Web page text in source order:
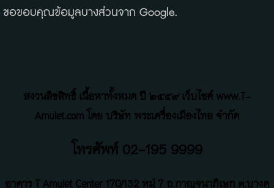
ขอขอบคุณข้อมูลบางส่วนจาก Google.
สงวนลิขสิทธิ์ เนื้อหาทั้งหมด ปี ๒๕๕๙ เว็บไซค์ www.T-
Amulet.com โดย บริษัท พระเครื่องเมืองไทย จำกัด
โทรศัพท์ 02-195 9999